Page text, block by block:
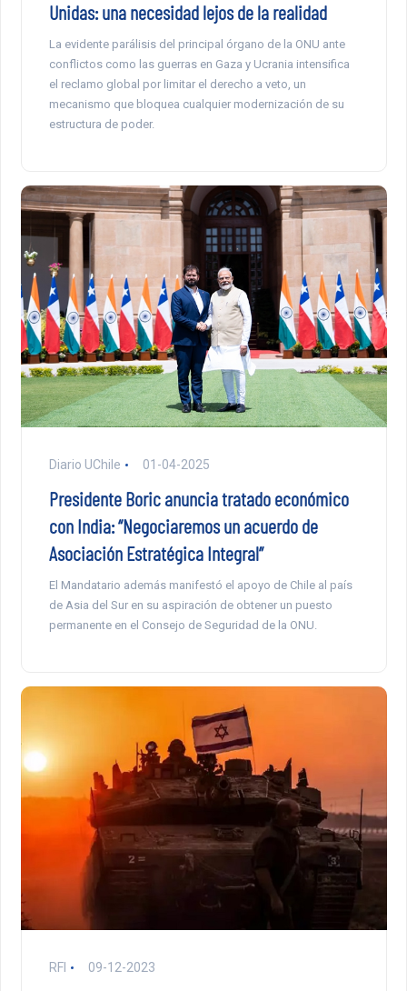
Unidas: una necesidad lejos de la realidad
La evidente parálisis del principal órgano de la ONU ante
conflictos como las guerras en Gaza y Ucrania intensifica
el reclamo global por limitar el derecho a veto, un
mecanismo que bloquea cualquier modernización de su
estructura de poder.
Diario UChile 01-04-2025
Presidente Boric anuncia tratado económico
con India: “Negociaremos un acuerdo de
Asociación Estratégica Integral”
El Mandatario además manifestó el apoyo de Chile al país
de Asia del Sur en su aspiración de obtener un puesto
permanente en el Consejo de Seguridad de la ONU.
RFI 09-12-2023